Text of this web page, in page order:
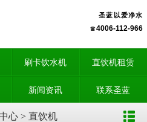
圣蓝以爱净水
4006-112-966
刷卡饮水机 直饮机租赁
新闻资讯 联系圣蓝
心 > 直饮机